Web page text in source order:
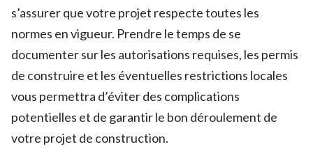
s’assurer que votre projet respecte toutes les
normes en vigueur. Prendre le temps de se
documenter sur les autorisations requises, les permis
de construire et les éventuelles restrictions locales
vous permettra d’éviter des complications
potentielles et de garantir le bon déroulement de
votre projet de construction.